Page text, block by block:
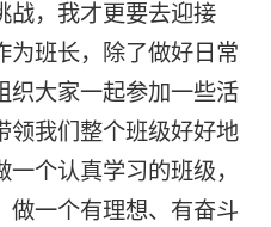
战，我才更要去迎接
为班长，除了做好日常
织大家一起参加一些活
领我们整个班级好好地
个认真学习的班级，
做一个有理想、有奋斗